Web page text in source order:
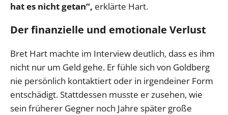
hat es nicht getan“, erklärte Hart.
Der finanzielle und emotionale Verlust
Bret Hart machte im Interview deutlich, dass es ihm
nicht nur um Geld gehe. Er fühle sich von Goldberg
nie persönlich kontaktiert oder in irgendeiner Form
entschädigt. Stattdessen musste er zusehen, wie
sein früherer Gegner noch Jahre später große